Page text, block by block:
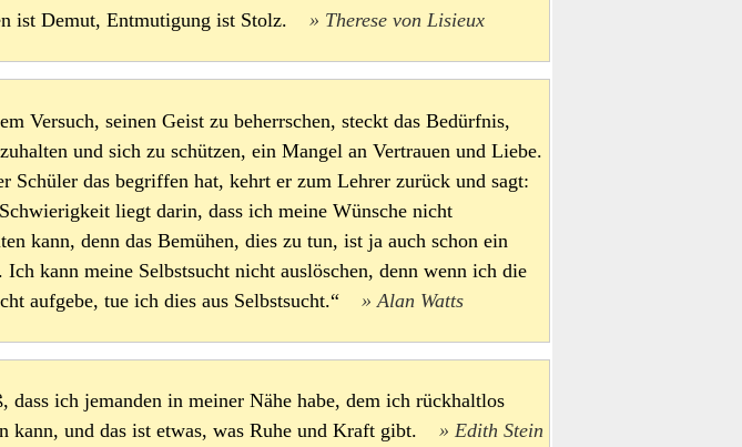
ist Demut, Entmutigung ist Stolz. Therese von Lisieux
Versuch, seinen Geist zu beherrschen, steckt das Bedürfnis,
und sich zu schützen, ein Mangel an Vertrauen und Liebe.
Schüler das begriffen hat, kehrt er zum Lehrer zurück und sagt:
liegt darin, dass ich meine Wünsche nicht
kann, denn das Bemühen, dies zu tun, ist ja auch schon ein
Ich kann meine Selbstsucht nicht auslöschen, denn wenn ich die
aufgebe, tue ich dies aus Selbstsucht.“
Alan Watts
dass ich jemanden in meiner Nähe habe, dem ich rückhaltlos
kann, und das ist etwas, was Ruhe und Kraft gibt.
Edith Stein